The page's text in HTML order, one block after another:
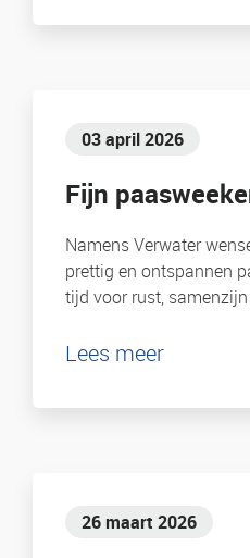
03 april 2026
Fijn
Namens Verwater
prettig en ontspannen
tijd voor rust,
Lees meer
26 maart 2026